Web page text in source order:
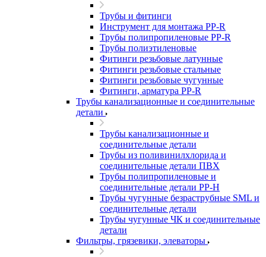
Трубы и фитинги
Инструмент для монтажа PP-R
Трубы полипропиленовые PP-R
Трубы полиэтиленовые
Фитинги резьбовые латунные
Фитинги резьбовые стальные
Фитинги резьбовые чугунные
Фитинги, арматура PP-R
Трубы канализационные и соединительные
детали
Трубы канализационные и
соединительные детали
Трубы из поливинилхлорида и
соединительные детали ПВХ
Трубы полипропиленовые и
соединительные детали PP-H
Трубы чугунные безраструбные SML и
соединительные детали
Трубы чугунные ЧК и соединительные
детали
Фильтры, грязевики, элеваторы